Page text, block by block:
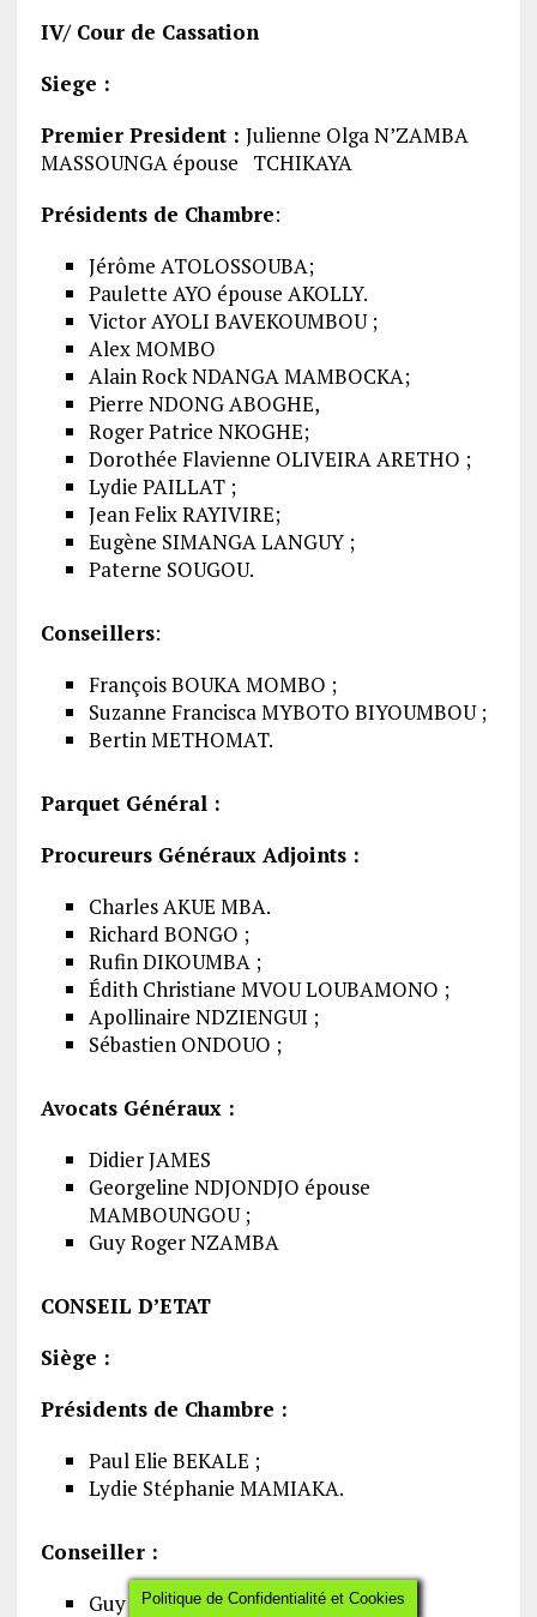
IV/ Cour de Cassation
Siege :
Premier President : Julienne Olga N’ZAMBA
MASSOUNGA épouse TCHIKAYA
Présidents de Chambre:
Jérôme ATOLOSSOUBA;
Paulette AYO épouse AKOLLY.
Victor AYOLI BAVEKOUMBOU ;
Alex MOMBO
Alain Rock NDANGA MAMBOCKA;
Pierre NDONG ABOGHE,
Roger Patrice NKOGHE;
Dorothée Flavienne OLIVEIRA ARETHO ;
Lydie PAILLAT ;
Jean Felix RAYIVIRE;
Eugène SIMANGA LANGUY ;
Paterne SOUGOU.
Conseillers:
François BOUKA MOMBO ;
Suzanne Francisca MYBOTO BIYOUMBOU ;
Bertin METHOMAT.
Parquet Général :
Procureurs Généraux Adjoints :
Charles AKUE MBA.
Richard BONGO ;
Rufin DIKOUMBA ;
Édith Christiane MVOU LOUBAMONO ;
Apollinaire NDZIENGUI ;
Sébastien ONDOUO ;
Avocats Généraux :
Didier JAMES
Georgeline NDJONDJO épouse
MAMBOUNGOU ;
Guy Roger NZAMBA
CONSEIL D’ETAT
Siège :
Présidents de Chambre :
Paul Elie BEKALE ;
Lydie Stéphanie MAMIAKA.
Conseiller :
Guy Martial BOUCALT.
Politique de Confidentialité et Cookies